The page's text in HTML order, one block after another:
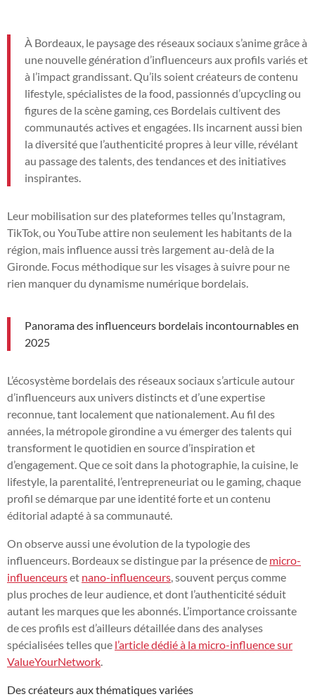
À Bordeaux, le paysage des réseaux sociaux s’anime grâce à
une nouvelle génération d’influenceurs aux profils variés et
à l’impact grandissant. Qu’ils soient créateurs de contenu
lifestyle, spécialistes de la food, passionnés d’upcycling ou
figures de la scène gaming, ces Bordelais cultivent des
communautés actives et engagées. Ils incarnent aussi bien
la diversité que l’authenticité propres à leur ville, révélant
au passage des talents, des tendances et des initiatives
inspirantes.
Leur mobilisation sur des plateformes telles qu’Instagram,
TikTok, ou YouTube attire non seulement les habitants de la
région, mais influence aussi très largement au-delà de la
Gironde. Focus méthodique sur les visages à suivre pour ne
rien manquer du dynamisme numérique bordelais.
Panorama des influenceurs bordelais incontournables en
2025
L’écosystème bordelais des réseaux sociaux s’articule autour
d’influenceurs aux univers distincts et d’une expertise
reconnue, tant localement que nationalement. Au fil des
années, la métropole girondine a vu émerger des talents qui
transforment le quotidien en source d’inspiration et
d’engagement. Que ce soit dans la photographie, la cuisine, le
lifestyle, la parentalité, l’entrepreneuriat ou le gaming, chaque
profil se démarque par une identité forte et un contenu
éditorial adapté à sa communauté.
On observe aussi une évolution de la typologie des
influenceurs. Bordeaux se distingue par la présence de micro-
influenceurset nano-influenceurs , souvent perçus comme
plus proches de leur audience, et dont l’authenticité séduit
autant les marques que les abonnés. L’importance croissante
de ces profils est d’ailleurs détaillée dans des analyses
spécialisées telles que l’article dédié à la micro-influence sur
ValueYourNetwork
Des créateurs aux thématiques variées